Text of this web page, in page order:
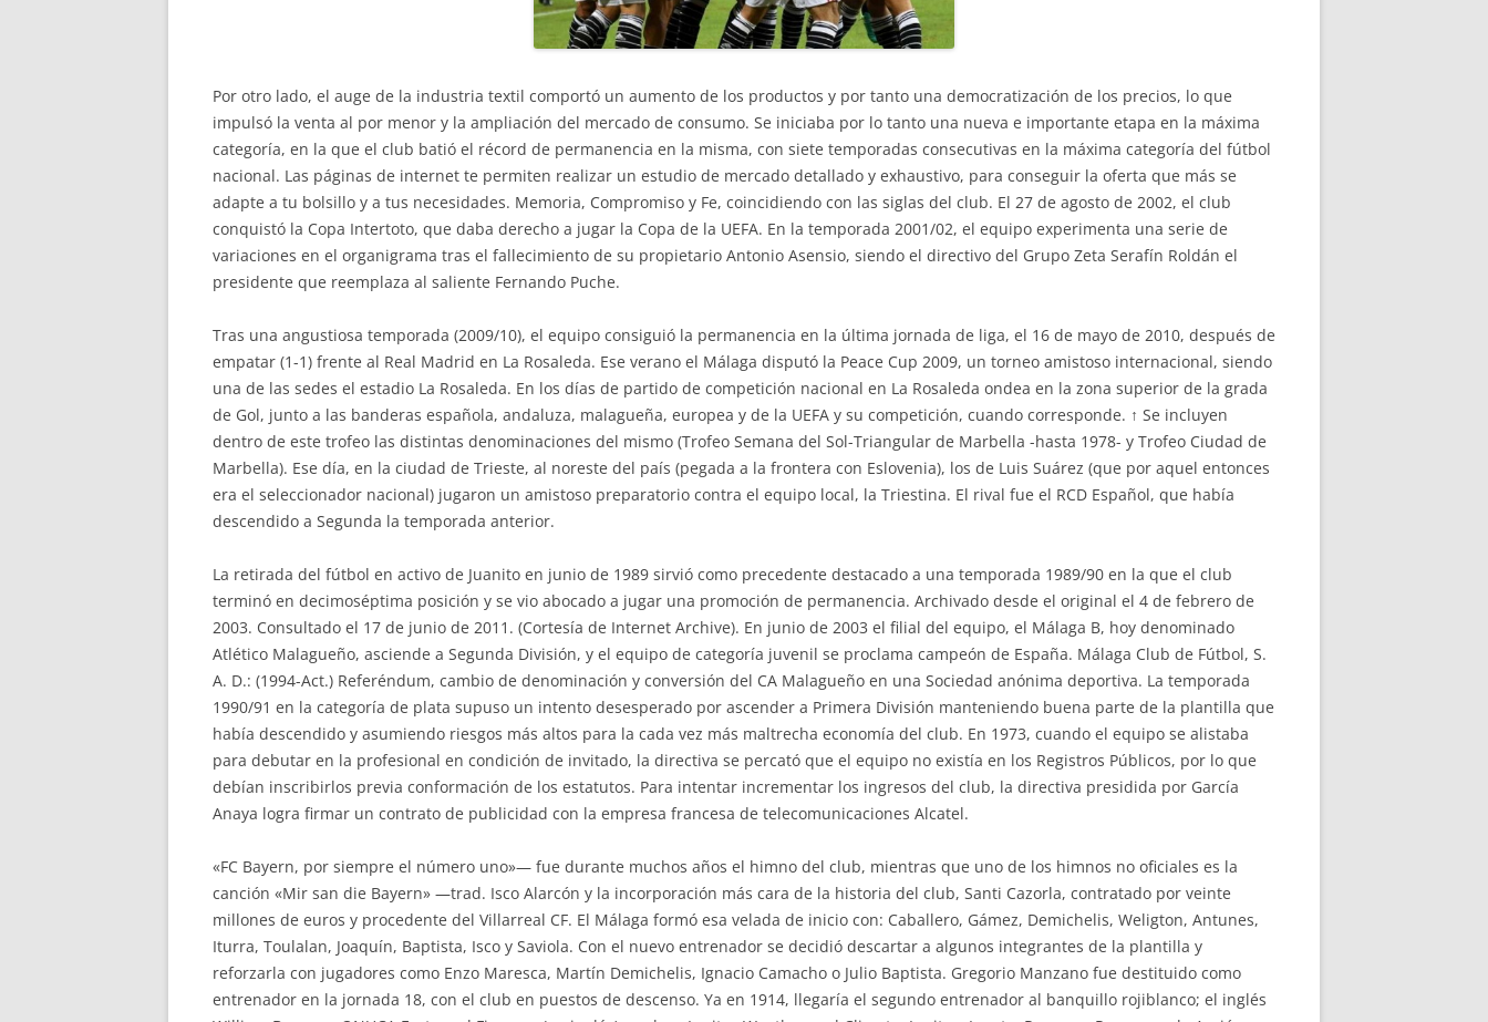
Por otro lado, el auge de la industria textil comportó un aumento de los productos y por tanto una democratización de los precios, lo que
impulsó la venta al por menor y la ampliación del mercado de consumo. Se iniciaba por lo tanto una nueva e importante etapa en la máxima
categoría, en la que el club batió el récord de permanencia en la misma, con siete temporadas consecutivas en la máxima categoría del fútbol
nacional. Las páginas de internet te permiten realizar un estudio de mercado detallado y exhaustivo, para conseguir la oferta que más se
adapte a tu bolsillo y a tus necesidades. Memoria, Compromiso y Fe, coincidiendo con las siglas del club. El 27 de agosto de 2002, el club
conquistó la Copa Intertoto, que daba derecho a jugar la Copa de la UEFA. En la temporada 2001/02, el equipo experimenta una serie de
variaciones en el organigrama tras el fallecimiento de su propietario Antonio Asensio, siendo el directivo del Grupo Zeta Serafín Roldán el
presidente que reemplaza al saliente Fernando Puche.
Tras una angustiosa temporada (2009/10), el equipo consiguió la permanencia en la última jornada de liga, el 16 de mayo de 2010, después de
empatar (1-1) frente al Real Madrid en La Rosaleda. Ese verano el Málaga disputó la Peace Cup 2009, un torneo amistoso internacional, siendo
una de las sedes el estadio La Rosaleda. En los días de partido de competición nacional en La Rosaleda ondea en la zona superior de la grada
de Gol, junto a las banderas española, andaluza, malagueña, europea y de la UEFA y su competición, cuando corresponde. ↑ Se incluyen
dentro de este trofeo las distintas denominaciones del mismo (Trofeo Semana del Sol-Triangular de Marbella -hasta 1978- y Trofeo Ciudad de
Marbella). Ese día, en la ciudad de Trieste, al noreste del país (pegada a la frontera con Eslovenia), los de Luis Suárez (que por aquel entonces
era el seleccionador nacional) jugaron un amistoso preparatorio contra el equipo local, la Triestina. El rival fue el RCD Español, que había
descendido a Segunda la temporada anterior.
La retirada del fútbol en activo de Juanito en junio de 1989 sirvió como precedente destacado a una temporada 1989/90 en la que el club
terminó en decimoséptima posición y se vio abocado a jugar una promoción de permanencia. Archivado desde el original el 4 de febrero de
2003. Consultado el 17 de junio de 2011. (Cortesía de Internet Archive). En junio de 2003 el filial del equipo, el Málaga B, hoy denominado
Atlético Malagueño, asciende a Segunda División, y el equipo de categoría juvenil se proclama campeón de España. Málaga Club de Fútbol, S.
A. D.: (1994-Act.) Referéndum, cambio de denominación y conversión del CA Malagueño en una Sociedad anónima deportiva. La temporada
1990/91 en la categoría de plata supuso un intento desesperado por ascender a Primera División manteniendo buena parte de la plantilla que
había descendido y asumiendo riesgos más altos para la cada vez más maltrecha economía del club. En 1973, cuando el equipo se alistaba
para debutar en la profesional en condición de invitado, la directiva se percató que el equipo no existía en los Registros Públicos, por lo que
debían inscribirlos previa conformación de los estatutos. Para intentar incrementar los ingresos del club, la directiva presidida por García
Anaya logra firmar un contrato de publicidad con la empresa francesa de telecomunicaciones Alcatel.
«FC Bayern, por siempre el número uno»— fue durante muchos años el himno del club, mientras que uno de los himnos no oficiales es la
canción «Mir san die Bayern» —trad. Isco Alarcón y la incorporación más cara de la historia del club, Santi Cazorla, contratado por veinte
millones de euros y procedente del Villarreal CF. El Málaga formó esa velada de inicio con: Caballero, Gámez, Demichelis, Weligton, Antunes,
Iturra, Toulalan, Joaquín, Baptista, Isco y Saviola. Con el nuevo entrenador se decidió descartar a algunos integrantes de la plantilla y
reforzarla con jugadores como Enzo Maresca, Martín Demichelis, Ignacio Camacho o Julio Baptista. Gregorio Manzano fue destituido como
entrenador en la jornada 18, con el club en puestos de descenso. Ya en 1914, llegaría el segundo entrenador al banquillo rojiblanco; el inglés